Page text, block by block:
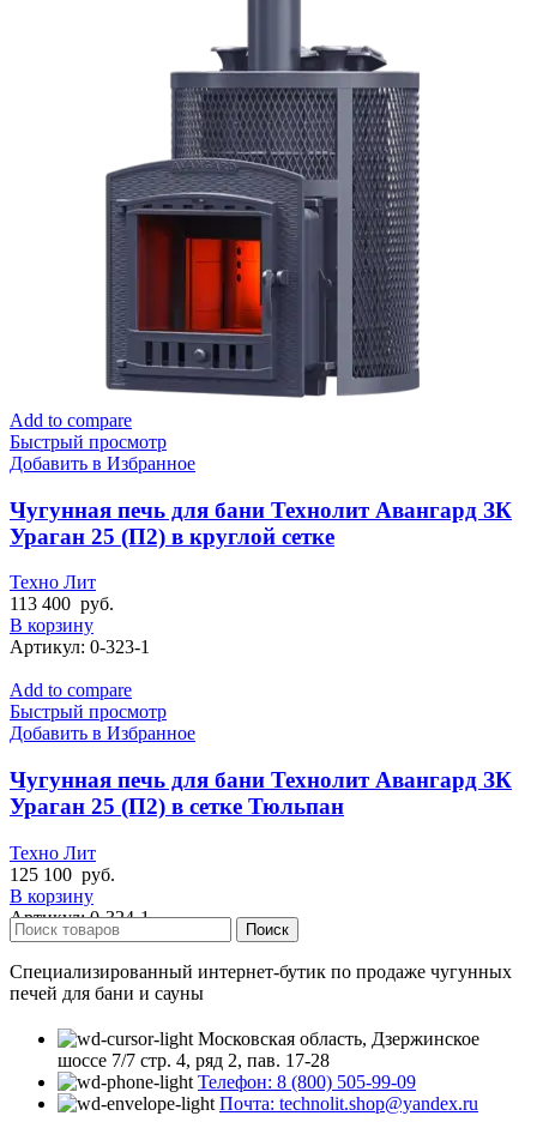
Add to compare
Быстрый просмотр
Добавить в Избранное
Чугунная печь для бани Технолит Авангард ЗК
Ураган 25 (П2) в круглой сетке
Техно Лит
113 400 руб.
В корзину
Артикул: 0-323-1
Add to compare
Быстрый просмотр
Добавить в Избранное
Чугунная печь для бани Технолит Авангард ЗК
Ураган 25 (П2) в сетке Тюльпан
Техно Лит
125 100 руб.
В корзину
Артикул:0-324-1
Поиск
Специализированный интернет-бутик по продаже чугунных
печей для бани и сауны
Московская область, Дзержинское
шоссе 7/7 стр. 4, ряд 2, пав. 17-28
Телефон: 8 (800) 505-99-09
Почта: technolit.shop@yandex.ru